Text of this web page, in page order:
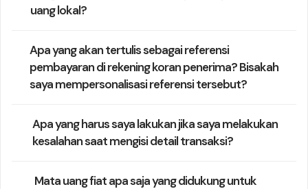
uang lokal?
Apa yang akan tertulis sebagai referensi
pembayaran di rekening koran penerima? Bisakah
saya mempersonalisasi referensi tersebut?
Apa yang harus saya lakukan jika saya melakukan
kesalahan saat mengisi detail transaksi?
Mata uang fiat apa saja yang didukung untuk